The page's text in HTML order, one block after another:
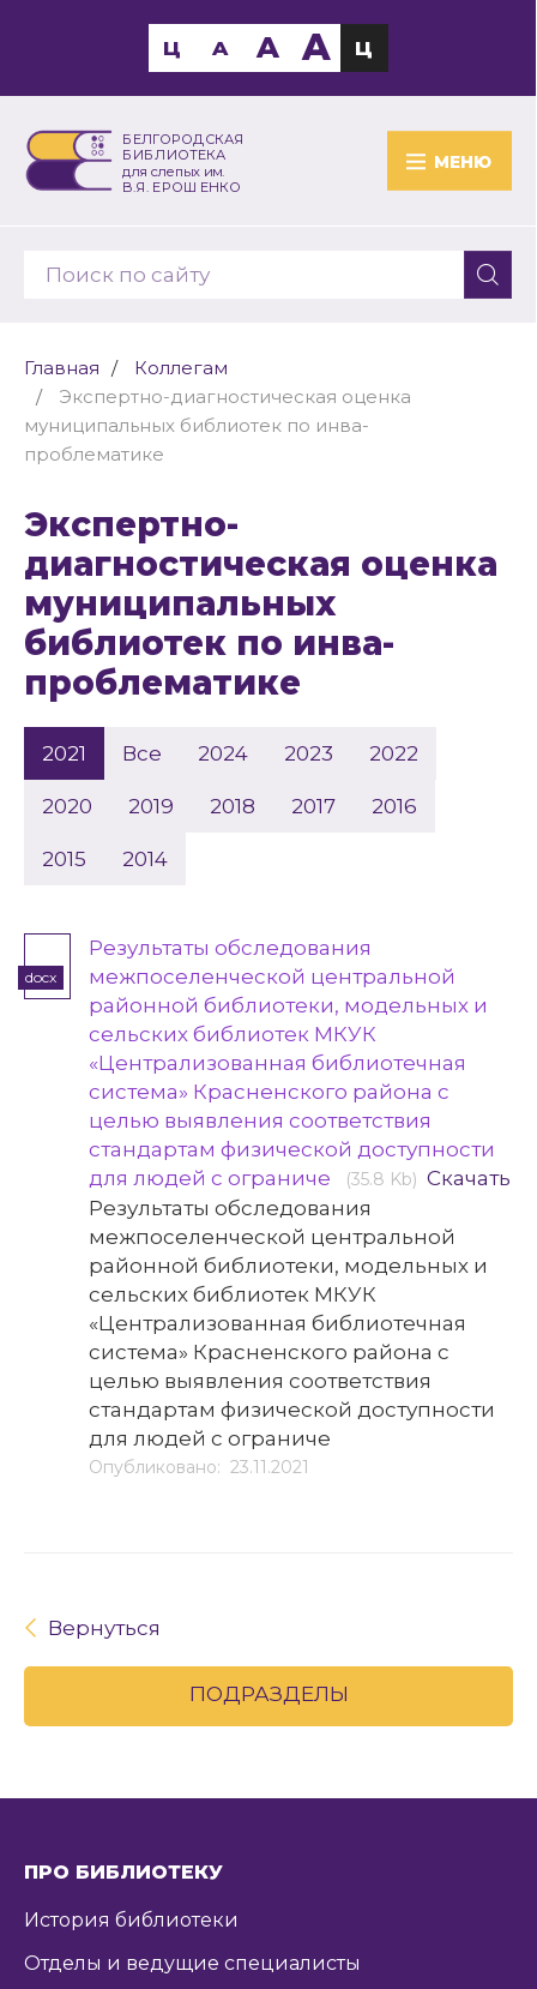
БЕЛГОРОДСКАЯ
БИБЛИОТЕКА
для слепых им.
В.Я. ЕРОШЕНКО
МЕНЮ
Ц A A A Ц
Главная
Коллегам
Экспертно-диагностическая оценка
муниципальных библиотек по инва-
проблематике
Экспертно-
диагностическая оценка
муниципальных
библиотек по инва-
проблематике
Все 2024 2023 2022
2021
2020 2019 2018 2017 2016
2015 2014
docx
Результаты обследования
межпоселенческой центральной
районной библиотеки, модельных и
сельских библиотек МКУК
«Централизованная библиотечная
система» Красненского района с
целью выявления соответствия
стандартам физической доступности
для людей с ограниче
(35.8 Kb) Скачать
Результаты обследования
межпоселенческой центральной
районной библиотеки, модельных и
сельских библиотек МКУК
«Централизованная библиотечная
система» Красненского района с
целью выявления соответствия
стандартам физической доступности
для людей с ограниче
Опубликовано: 23.11.2021
Вернуться
ПОДРАЗДЕЛЫ
ПРО БИБЛИОТЕКУ
История библиотеки
Отделы и ведущие специалисты